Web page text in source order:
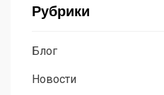
Рубрики
Блог
Новости